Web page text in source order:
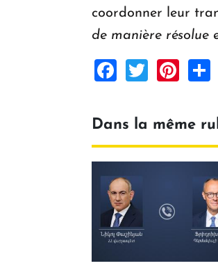
coordonner leur
de manière résolue
Facebook
Twitter
Dans la même